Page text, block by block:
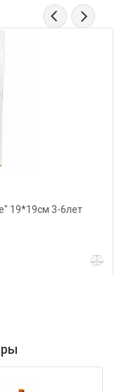
19*19см 3-6лет